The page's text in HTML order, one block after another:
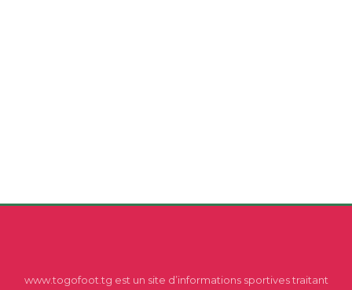
www.togofoot.tg est un site d’informations sportives traitant